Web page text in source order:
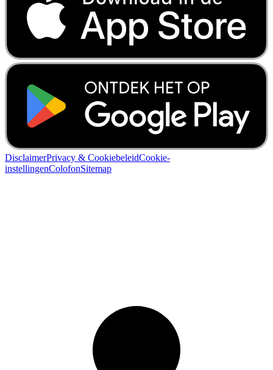
DisclaimerPrivacy & CookiebeleidCookie-
instellingenColofonSitemap